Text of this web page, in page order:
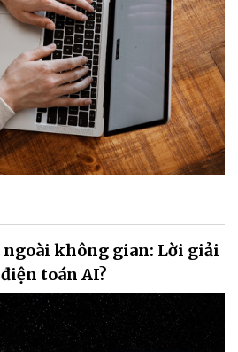
không gian: Lời giải
toán AI?